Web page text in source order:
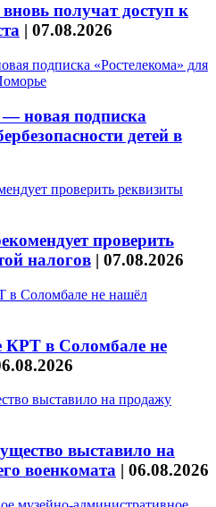
получат доступ к
| 07.08.2026
новая подписка
детей в
проверить
налогов | 07.08.2026
КРТ в Соломбале не
выставило на
военкомата | 06.08.2026